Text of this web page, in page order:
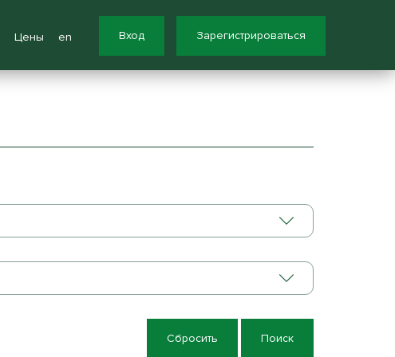
Цены en Вход Зарегистрироваться
Сбросить Поиск